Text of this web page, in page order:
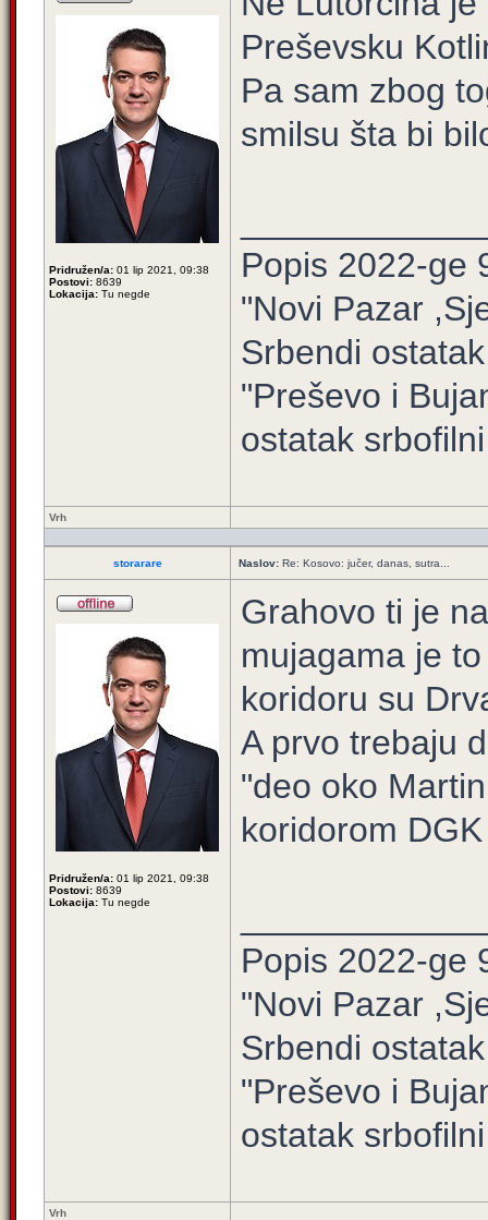
Pridružen/a: 01 lip 2021, 09:38
Postovi: 8639
Lokacija: Tu negde
Preševsku
Pa sam zbog
smilsu šta bi
Popis 2022-ge
"Novi Pazar
Srbendi
"Preševo i
ostatak
Vrh
storarare Naslov: Re: Kosovo: jučer, danas, sutra...
Pridružen/a: 01 lip 2021, 09:38
Postovi: 8639
Lokacija: Tu negde
Grahovo ti je
mujagama je
koridoru su
A prvo trebaju
"deo oko
koridorom DGK
Popis 2022-ge
"Novi Pazar
Srbendi
"Preševo i
ostatak
Vrh